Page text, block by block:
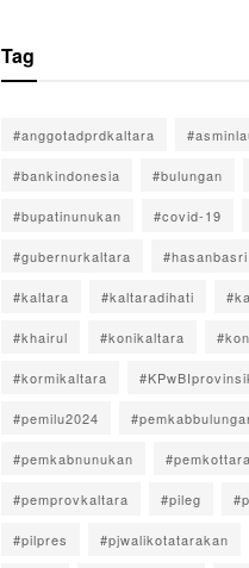
Tag
#anggotadprdkaltara
#bankindonesia #bulungan
#bupatinunukan #covid-19
#gubernurkaltara #hasanbasri
#kaltara #kaltaradihati
#khairul #konikaltara
#kormikaltara
#pemilu2024
#pemkabnunukan
#pemprovkaltara #pileg
#pilpres #pjwalikotatarakan